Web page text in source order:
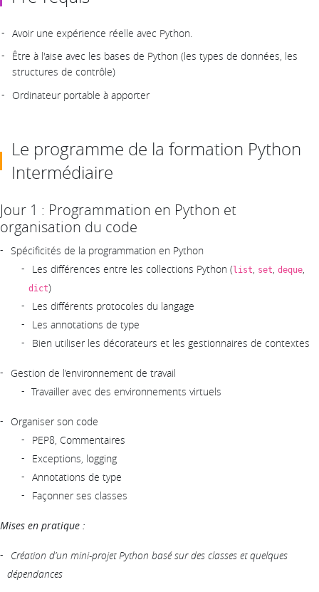
Avoir une expérience réelle avec Python.
Être à l'aise avec les bases de Python (les types de données, les
structures de contrôle)
Ordinateur portable à apporter
Le programme de la formation Python
Intermédiaire
Jour 1 : Programmation en Python et
organisation du code
Spécificités de la programmation en Python
Les différences entre les collections Python (list, set, deque,
dict)
Les différents protocoles du langage
Les annotations de type
Bien utiliser les décorateurs et les gestionnaires de contextes
Gestion de l’environnement de travail
Travailler avec des environnements virtuels
Organiser son code
PEP8, Commentaires
Exceptions, logging
Annotations de type
Façonner ses classes
Mises en pratique :
Création d’un mini-projet Python basé sur des classes et quelques
dépendances